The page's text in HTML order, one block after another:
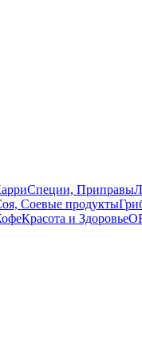
Специи, Приправы
Соевые продукты
Красота и Здоровье